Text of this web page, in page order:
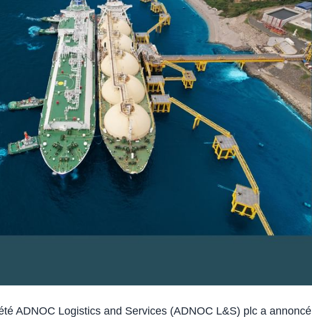
ADNOC Logistics and Services (ADNOC L&S) plc a annoncé